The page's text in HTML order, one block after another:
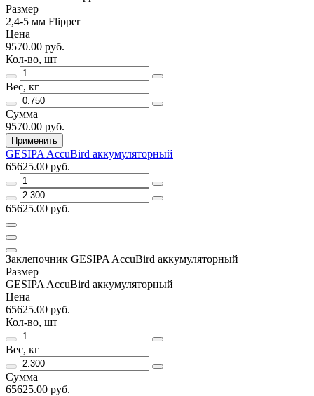
Размер
2,4-5 мм Flipper
Цена
9570.00 руб.
Кол-во, шт
Вес, кг
Сумма
9570.00 руб.
Применить
GESIPA AccuBird аккумуляторный
65625.00 руб.
65625.00 руб.
Заклепочник GESIPA AccuBird аккумуляторный
Размер
GESIPA AccuBird аккумуляторный
Цена
65625.00 руб.
Кол-во, шт
Вес, кг
Сумма
65625.00 руб.